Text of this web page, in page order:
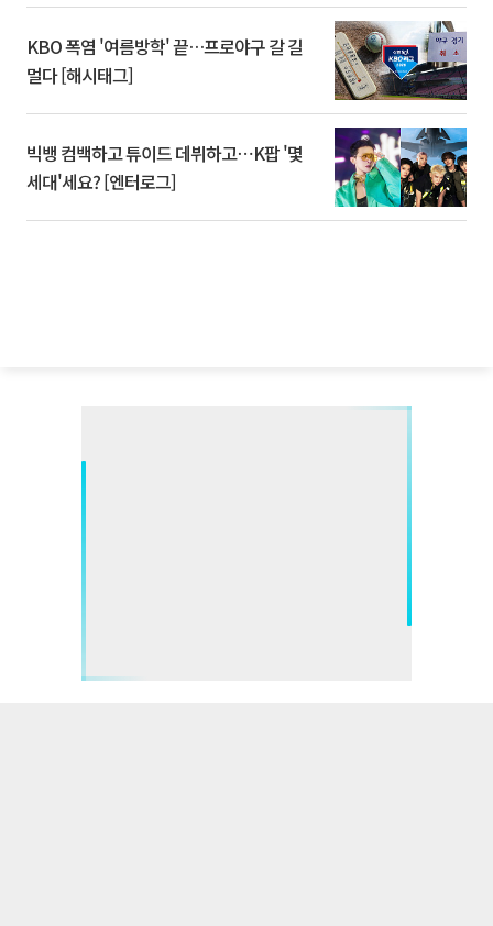
KBO 폭염 '여름방학' 끝…프로야구 갈 길
멀다 [해시태그]
빅뱅 컴백하고 튜이드 데뷔하고⋯K팝 '몇
세대'세요? [엔터로그]